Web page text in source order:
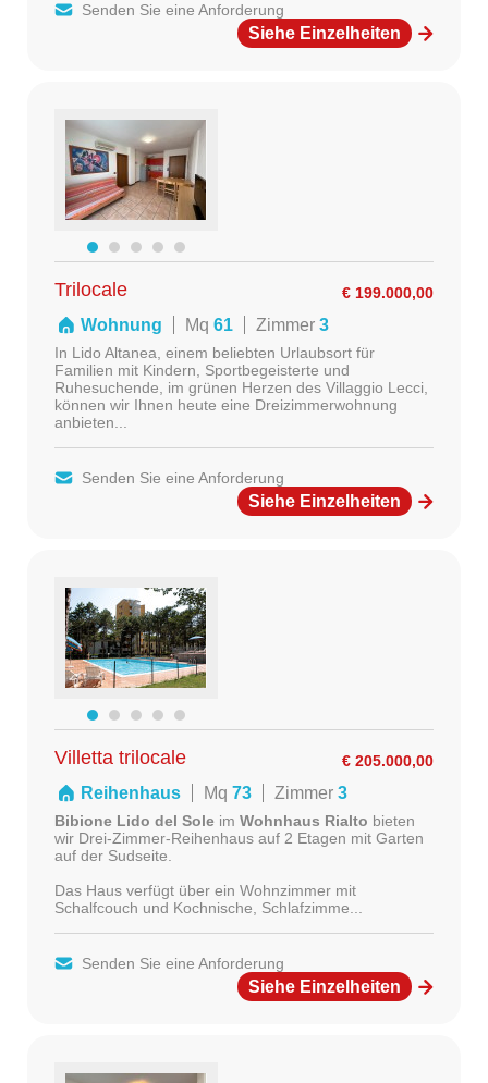
Senden Sie eine Anforderung
Siehe Einzelheiten
€ 199.000,00
Trilocale
Wohnung Mq 61 Zimmer 3
In Lido Altanea, einem beliebten Urlaubsort für
Familien mit Kindern, Sportbegeisterte und
Ruhesuchende, im grünen Herzen des Villaggio Lecci,
können wir Ihnen heute eine Dreizimmerwohnung
anbieten...
Senden Sie eine Anforderung
Siehe Einzelheiten
€ 205.000,00
Villetta trilocale
Reihenhaus Mq 73 Zimmer 3
Bibione Lido del Sole im Wohnhaus Rialto bieten
wir Drei-Zimmer-Reihenhaus auf 2 Etagen mit Garten
auf der Sudseite.
Das Haus verfügt über ein Wohnzimmer mit
Schalfcouch und Kochnische, Schlafzimme...
Senden Sie eine Anforderung
Siehe Einzelheiten